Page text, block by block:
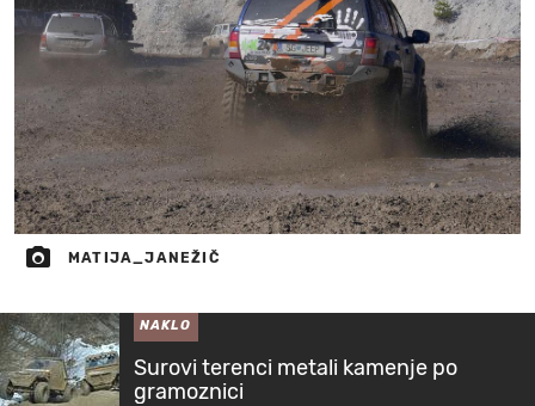
MATIJA_JANEŽIČ
NAKLO
Surovi terenci metali kamenje po
gramoznici